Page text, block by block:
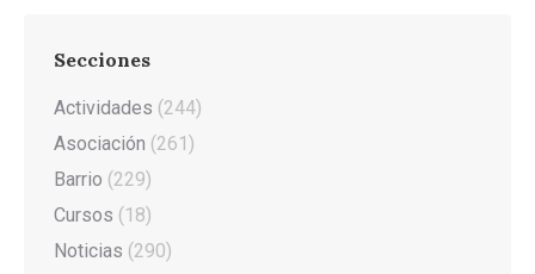
Secciones
Actividades (244)
Asociación (261)
Barrio (229)
Cursos (18)
Noticias (290)